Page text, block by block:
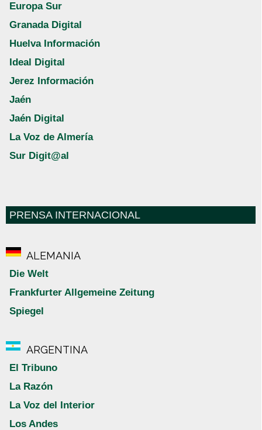
Europa Sur
Granada Digital
Huelva Información
Ideal Digital
Jerez Información
Jaén
Jaén Digital
La Voz de Almería
Sur Digit@al
PRENSA INTERNACIONAL
ALEMANIA
Die Welt
Frankfurter Allgemeine Zeitung
Spiegel
ARGENTINA
El Tribuno
La Razón
La Voz del Interior
Los Andes